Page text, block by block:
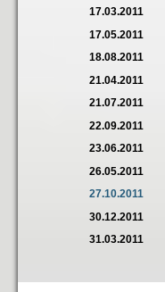
17.03.2011
17.05.2011
18.08.2011
21.04.2011
21.07.2011
22.09.2011
23.06.2011
26.05.2011
27.10.2011
30.12.2011
31.03.2011